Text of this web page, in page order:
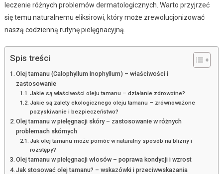
leczenie różnych problemów dermatologicznych. Warto przyjrzeć
się temu naturalnemu eliksirowi, który może zrewolucjonizować
naszą codzienną rutynę pielęgnacyjną.
Spis treści
Olej tamanu (Calophyllum Inophyllum) – właściwości i
zastosowanie
Jakie są właściwości oleju tamanu – działanie zdrowotne?
Jakie są zalety ekologicznego oleju tamanu – zrównoważone
pozyskiwanie i bezpieczeństwo?
Olej tamanu w pielęgnacji skóry – zastosowanie w różnych
problemach skórnych
Jak olej tamanu może pomóc w naturalny sposób na blizny i
rozstępy?
Olej tamanu w pielęgnacji włosów – poprawa kondycji i wzrost
Jak stosować olej tamanu? – wskazówki i przeciwwskazania